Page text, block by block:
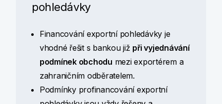
pohledávky
Financování exportní pohledávky je
vhodné řešit s bankou již při vyjednávání
podmínek obchodu mezi exportérem a
zahraničním odběratelem.
Podmínky profinancování exportní